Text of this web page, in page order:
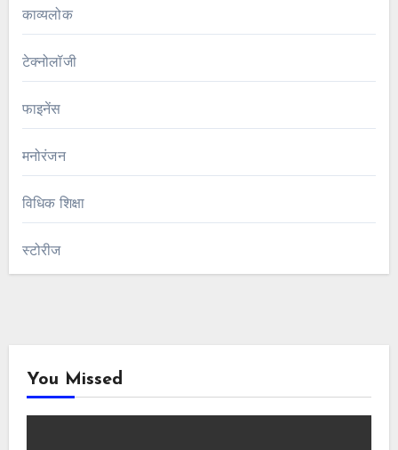
काव्यलोक
टेक्नोलॉजी
फाइनेंस
मनोरंजन
विधिक शिक्षा
स्टोरीज
You Missed